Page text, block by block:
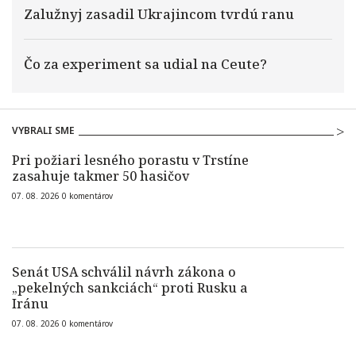
Zalužnyj zasadil Ukrajincom tvrdú ranu
Čo za experiment sa udial na Ceute?
VYBRALI SME
Pri požiari lesného porastu v Trstíne
zasahuje takmer 50 hasičov
07. 08. 2026 0 komentárov
Senát USA schválil návrh zákona o
„pekelných sankciách“ proti Rusku a
Iránu
07. 08. 2026 0 komentárov